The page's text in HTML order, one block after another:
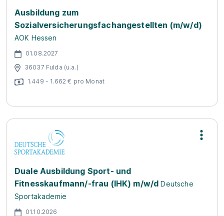
Ausbildung zum
Sozialversicherungsfachangestellten (m/w/d)
AOK Hessen
01.08.2027
36037 Fulda (u.a.)
1.449 - 1.662 € pro Monat
Duale Ausbildung Sport- und
Fitnesskaufmann/-frau (IHK) m/w/d Deutsche
Sportakademie
01.10.2026